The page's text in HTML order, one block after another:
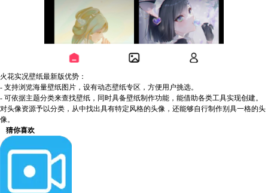
火花实况壁纸最新版优势：
- 支持浏览海量壁纸图片，设有动态壁纸专区，方便用户挑选。
- 可依据主题分类来查找壁纸，同时具备壁纸制作功能，能借助各类工具实现创建。
对头像资源予以分类，从中找出具有特定风格的头像，还能够自行制作别具一格的头
像。
猜你喜欢